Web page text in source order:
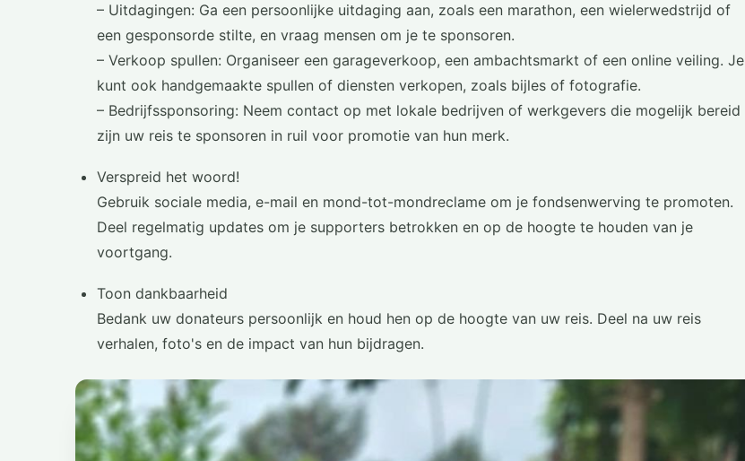
– Uitdagingen: Ga een persoonlijke uitdaging aan, zoals een marathon, een wielerwedstrijd of
een gesponsorde stilte, en vraag mensen om je te sponsoren.
– Verkoop spullen: Organiseer een garageverkoop, een ambachtsmarkt of een online veiling. Je
kunt ook handgemaakte spullen of diensten verkopen, zoals bijles of fotografie.
– Bedrijfssponsoring: Neem contact op met lokale bedrijven of werkgevers die mogelijk bereid
zijn uw reis te sponsoren in ruil voor promotie van hun merk.
Verspreid het woord!
Gebruik sociale media, e-mail en mond-tot-mondreclame om je fondsenwerving te promoten.
Deel regelmatig updates om je supporters betrokken en op de hoogte te houden van je
voortgang.
Toon dankbaarheid
Bedank uw donateurs persoonlijk en houd hen op de hoogte van uw reis. Deel na uw reis
verhalen, foto's en de impact van hun bijdragen.